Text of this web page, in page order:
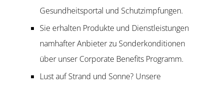
Gesundheitsportal und Schutzimpfungen.
Sie erhalten Produkte und Dienstleistungen
namhafter Anbieter zu Sonderkonditionen
über unser Corporate Benefits Programm.
Lust auf Strand und Sonne? Unsere